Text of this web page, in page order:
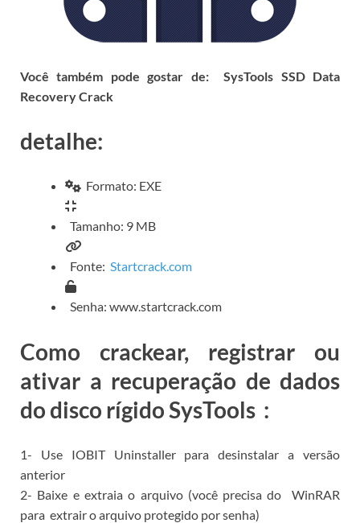
Você também pode gostar de:SysTools SSD Data
Recovery Crack
detalhe:
Formato: EXE
Tamanho: 9 MB
Fonte: Startcrack.com
Senha: www.startcrack.com
Como crackear, registrar ou
ativar a recuperação de dados
do disco rígido SysTools :
1- Use IOBIT Uninstaller paradesinstalar a versão
anterior
2- Baixe e extraia o arquivo (você precisa do WinRAR
para extrair o arquivo protegido por senha)